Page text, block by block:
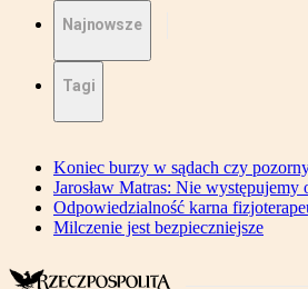
Najnowsze
Tagi
Koniec burzy w sądach czy
Jarosław Matras: Nie
Odpowiedzialność karna
Milczenie jest bezpieczniejsze